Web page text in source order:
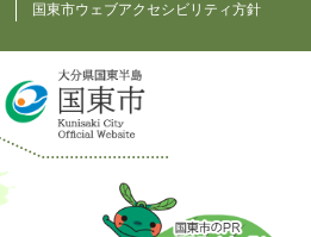
国東市ウェブアクセシビリティ方針